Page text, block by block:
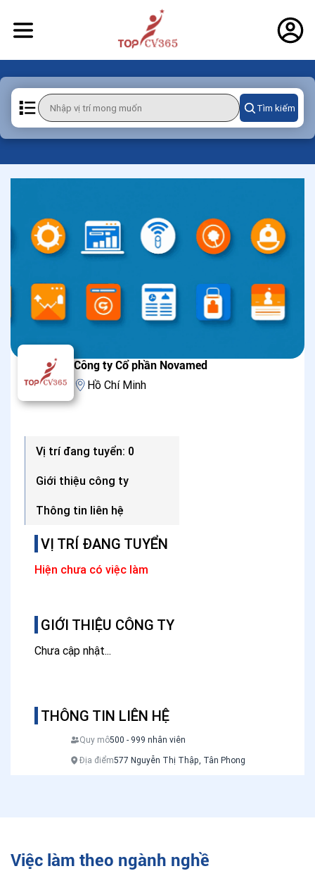
Tìm kiếm
Công ty Cổ phần Novamed
Hồ Chí Minh
VỊ TRÍ ĐANG TUYỂN
Hiện chưa có việc làm
GIỚI THIỆU CÔNG TY
Chưa cập nhật...
THÔNG TIN LIÊN HỆ
Quy mô500 - 999 nhân viên
Địa điểm577 Nguyễn Thị Thập, Tân Phong
Vị trí đang tuyển: 0
Giới thiệu công ty
Thông tin liên hệ
Việc làm theo ngành nghề